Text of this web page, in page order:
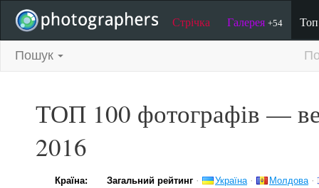
Стрічка Галерея +54
Пошук
ТОП 100 фотографів —
2016
Країна: Загальний рейтинг · Україна · Молдова ·